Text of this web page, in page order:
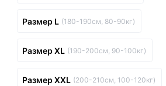
Размер L (180-190см, 80-90кг)
Размер XL (190-200см, 90-100кг)
Размер XXL (200-210см, 100-120кг)